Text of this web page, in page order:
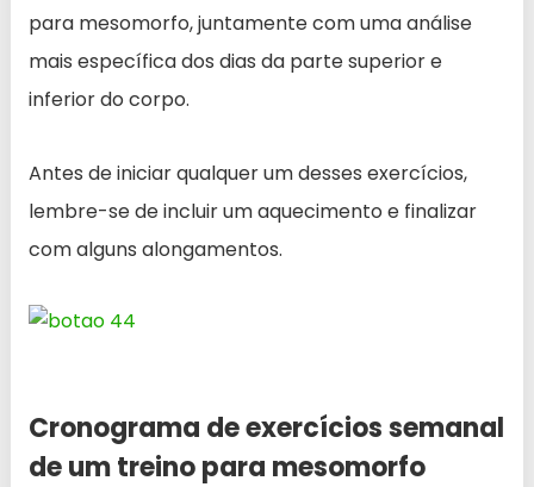
para mesomorfo, juntamente com uma análise
mais específica dos dias da parte superior e
inferior do corpo.
Antes de iniciar qualquer um desses exercícios,
lembre-se de incluir um aquecimento e finalizar
com alguns alongamentos.
Cronograma de exercícios semanal
de um treino para mesomorfo